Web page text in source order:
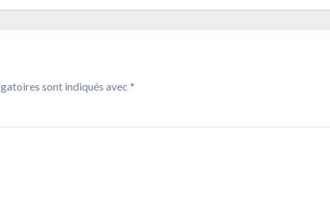
sont indiqués avec *